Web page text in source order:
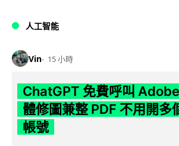
人工智能
Vin 15 小時
ChatGPT 免費呼叫
體修圖兼整 PDF 不用開多
帳號